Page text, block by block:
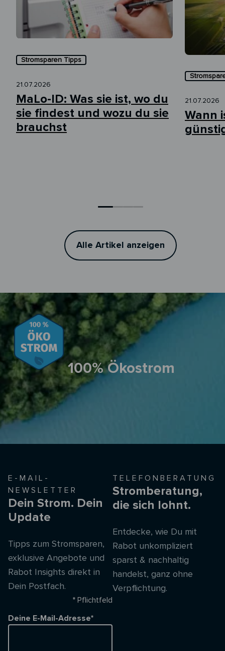
Stromsparen Tipps
21.07.2026
MaLo-ID: Was sie ist, wo du
sie findest und wozu du sie
brauchst
21.07.2026
Wann
Alle Artikel anzeigen
100% Ökostrom
E-MAIL-
NEWSLETTER
Dein Strom. Dein
Update
Tipps zum Stromsparen,
exklusive Angebote und
Rabot Insights direkt in
Dein Postfach.
* Pflichtfeld
Deine E-Mail-Adresse*
TELEFONBERATUNG
Stromberatung,
die sich lohnt.
Entdecke, wie Du mit
Rabot unkompliziert
sparst & nachhaltig
handelst, ganz ohne
Verpflichtung.